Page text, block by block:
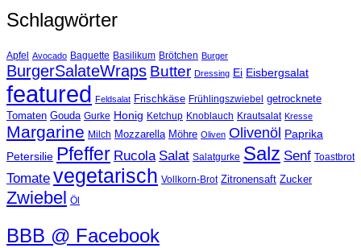
Schlagwörter
Apfel Avocado Baguette Basilikum Brötchen Burger
BurgerSalateWraps Butter Dressing Ei Eisbergsalat
featured Feldsalat Frischkäse Frühlingszwiebel
getrocknete
Tomaten Gouda Gurke Honig Ketchup Knoblauch Krautsalat Kresse
Margarine Milch Mozzarella Möhre Oliven Olivenöl Paprika
Petersilie Pfeffer Rucola Salat Salatgurke Salz Senf Toastbrot
Tomate vegetarisch Vollkorn-Brot Zitronensaft Zucker
Zwiebel Öl
BBB @ Facebook